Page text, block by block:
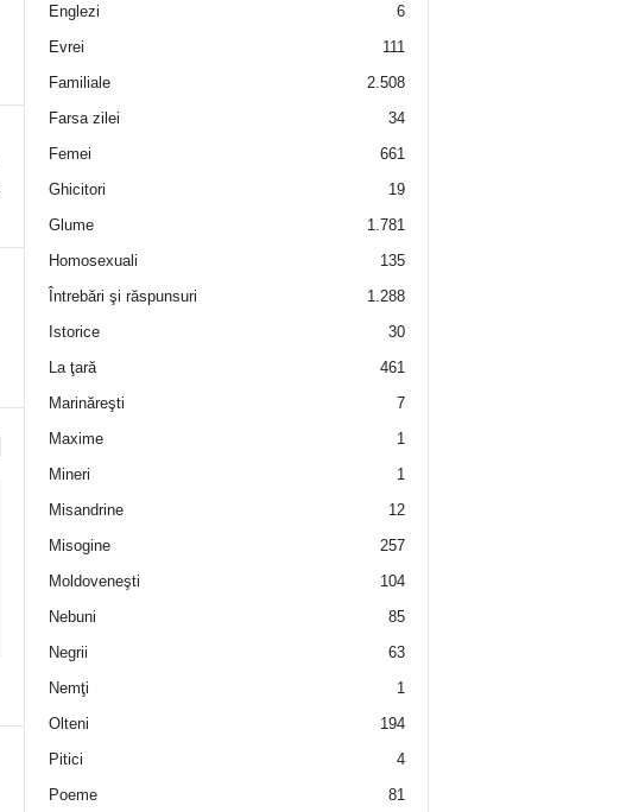
Englezi
6
Evrei
111
Familiale
2.508
Farsa zilei
34
Femei
661
Ghicitori
19
Glume
1.781
Homosexuali
135
Întrebări şi răspunsuri
1.288
Istorice
30
La ţară
461
Marinăreşti
7
Maxime
1
Mineri
1
Misandrine
12
Misogine
257
Moldoveneşti
104
Nebuni
85
Negrii
63
Nemţi
1
Olteni
194
Pitici
4
Poeme
81